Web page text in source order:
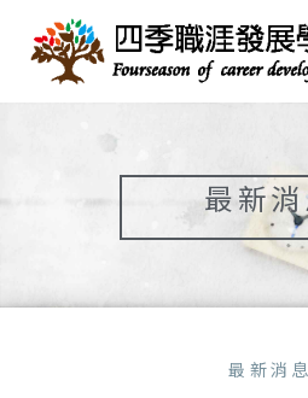
最新
最新消息